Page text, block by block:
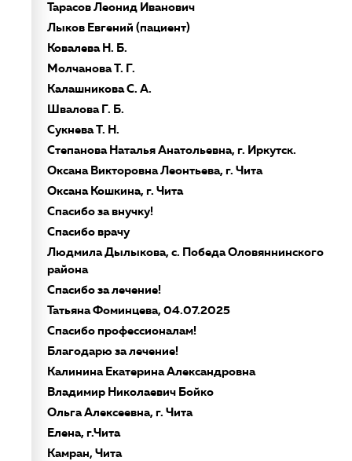
Тарасов Леонид Иванович
Лыков Евгений (пациент)
Ковалева Н. Б.
Молчанова Т. Г.
Калашникова С. А.
Швалова Г. Б.
Сукнева Т. Н.
Степанова Наталья Анатольевна, г. Иркутск.
Оксана Викторовна Леонтьева, г. Чита
Оксана Кошкина, г. Чита
Спасибо за внучку!
Спасибо врачу
Людмила Дылыкова, с. Победа Оловяннинского
района
Спасибо за лечение!
Татьяна Фоминцева, 04.07.2025
Спасибо профессионалам!
Благодарю за лечение!
Калинина Екатерина Александровна
Владимир Николаевич Бойко
Ольга Алексеевна, г. Чита
Елена, г.Чита
Камран, Чита